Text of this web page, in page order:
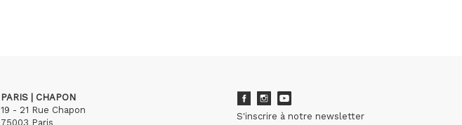
PARIS | CHAPON
19 - 21 Rue Chapon
75003 Paris
S'inscrire à notre newsletter